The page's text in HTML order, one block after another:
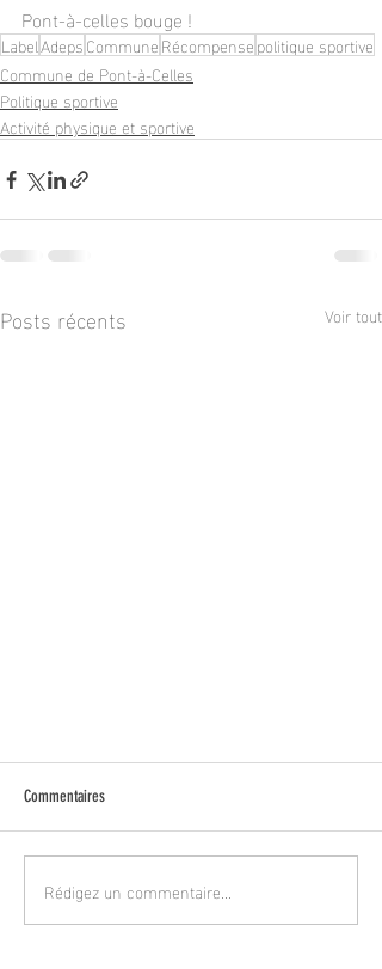
Pont-à-celles bouge !
LabelAdepsCommuneRécompensepolitique sportive
Commune de Pont-à-Celles
Politique sportive
Activité physique et sportive
Posts récents Voir tout
Commentaires
Rédigez un commentaire...